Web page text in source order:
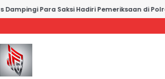
Para Saksi Hadiri Pemeriksaan di